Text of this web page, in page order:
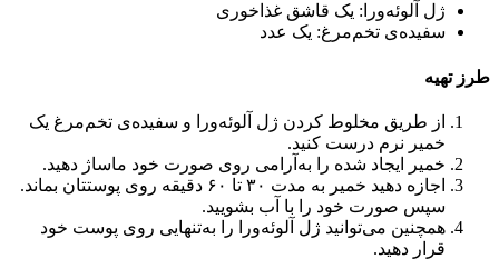
ژل آلوئه‌ورا: یک قاشق غذاخوری
سفیده‌ی تخم‌مرغ: یک عدد
طرز تهیه
از طریق مخلوط کردن ژل آلوئه‌ورا و سفیده‌ی تخم‌مرغ یک
خمیر نرم درست کنید.
خمیر ایجاد شده را به‌آرامی روی صورت خود ماساژ دهید.
اجازه دهید خمیر به مدت ۳۰ تا ۶۰ دقیقه روی پوستتان بماند.
سپس صورت خود را با آب بشویید.
همچنین می‌توانید ژل آلوئه‌ورا را به‌تنهایی روی پوست خود
قرار دهید.